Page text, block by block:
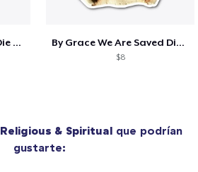
My Grace Is Sufficient Die Cut Sticker By Grace We Are Saved Die Cut Sticker
$8
Religious & Spiritualque podrían
gustarte: